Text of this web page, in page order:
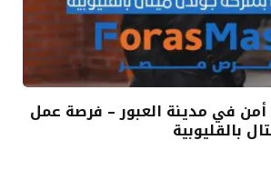
في مدينة العبور – فرصة عمل
بالقليوبية